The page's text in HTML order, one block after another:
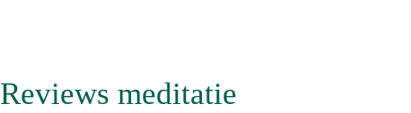
Reviews meditatie